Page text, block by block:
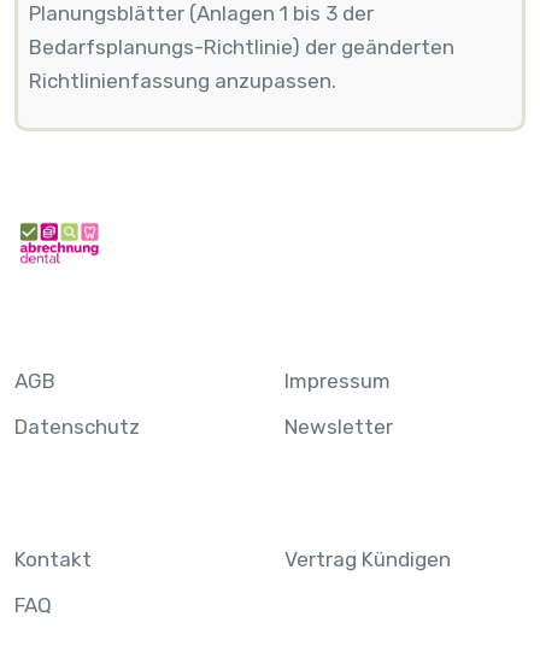
Planungsblätter (Anlagen 1 bis 3 der
Bedarfsplanungs-Richtlinie) der geänderten
Richtlinienfassung anzupassen.
AGB
Datenschutz
Impressum
Newsletter
Kontakt
FAQ
Vertrag Kündigen